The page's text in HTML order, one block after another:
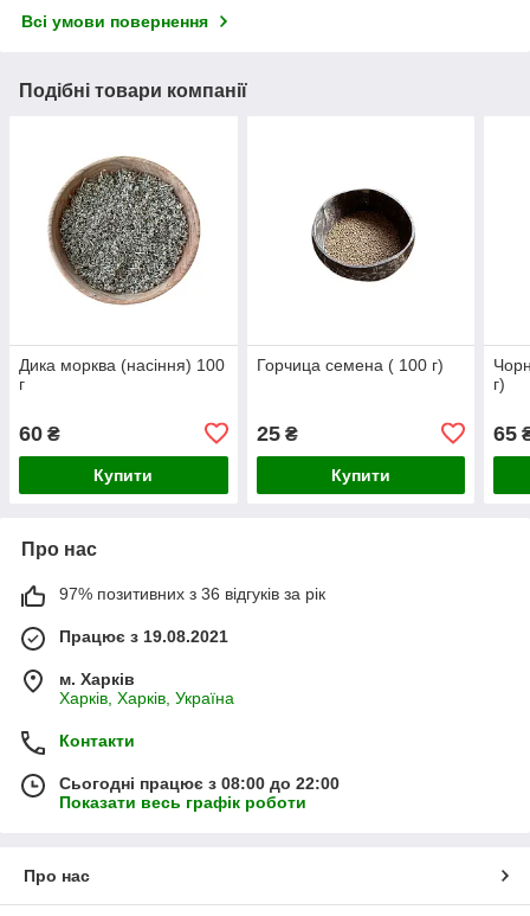
Всі умови повернення
Подібні товари компанії
Дика морква (насіння) 100
г
60 ₴
Купити
Горчица семена ( 100 г)
25₴
Купити
г)
65
Про нас
97% позитивних з 36 відгуків за рік
Працює з 19.08.2021
м. Харків
Харків, Харків, Україна
Контакти
Сьогодні працює з 08:00 до 22:00
Показати весь графік роботи
Про нас